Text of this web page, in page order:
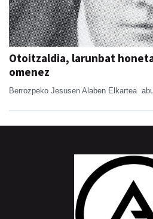
Otoitzaldia, larunbat
omenez
Berrozpeko Jesusen Alaben Elkartea